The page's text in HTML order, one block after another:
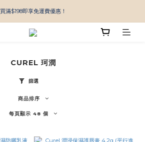
買滿$198即享免運費優惠！
CUREL 珂潤
篩選
商品排序
每頁顯示 48 個